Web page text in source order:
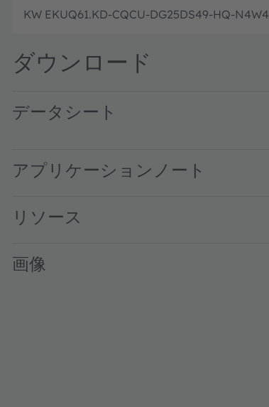
KW EKUQ61.KD-CQCU-DG25DS49-HQ-N4W4
ダウンロード
データシート
アプリケーションノート
リソース
画像